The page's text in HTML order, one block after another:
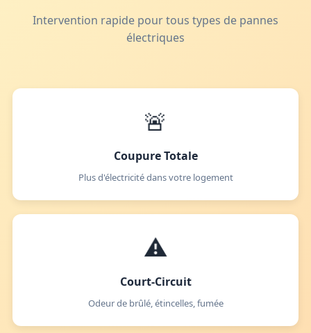
Intervention rapide pour tous types de pannes
électriques
🚨
Coupure Totale
Plus d'électricité dans votre logement
⚠️
Court-Circuit
Odeur de brûlé, étincelles, fumée